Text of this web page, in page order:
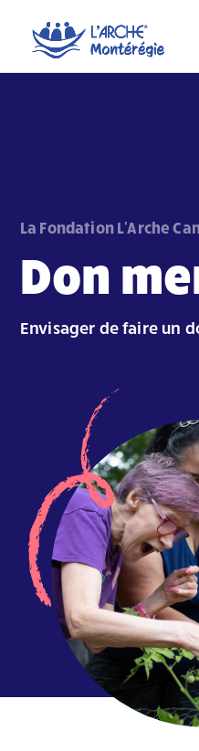
La Fondation L'Arche
Don
Envisager de faire un